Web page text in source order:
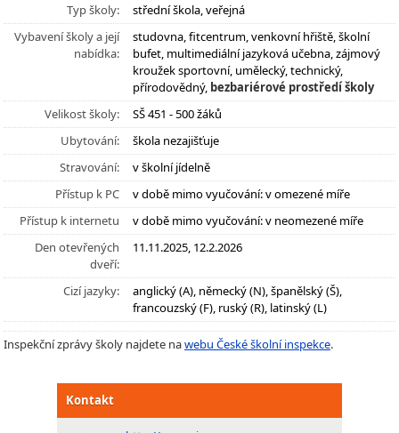
Typ školy:
střední škola, veřejná
Vybavení školy a její
nabídka:
studovna, fitcentrum, venkovní hřiště, školní
bufet, multimediální jazyková učebna, zájmový
kroužek sportovní, umělecký, technický,
přírodovědný, bezbariérové prostředí školy
Velikost školy:
SŠ 451 - 500 žáků
Ubytování:
škola nezajišťuje
Stravování:
v školní jídelně
Přístup k PC
v době mimo vyučování: v omezené míře
Přístup k internetu
v době mimo vyučování: v neomezené míře
Den otevřených
dveří:
11.11.2025, 12.2.2026
Cizí jazyky:
anglický (A), německý (N), španělský (Š),
francouzský (F), ruský (R), latinský (L)
Inspekční zprávy školy najdete nawebu České školní inspekce.
Kontakt